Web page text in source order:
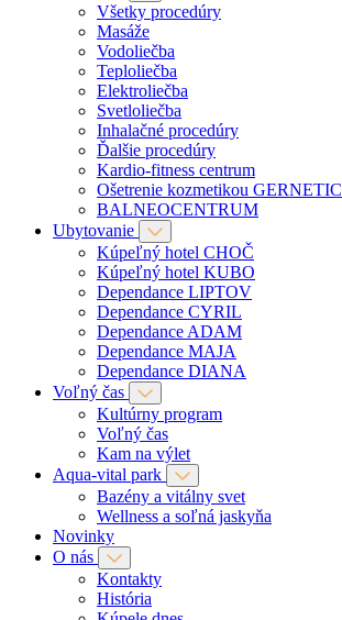
Všetky procedúry
Masáže
Vodoliečba
Teploliečba
Elektroliečba
Svetloliečba
Inhalačné procedúry
Ďalšie procedúry
Kardio-fitness centrum
Ošetrenie kozmetikou GERNETIC
BALNEOCENTRUM
Ubytovanie
Kúpeľný hotel CHOČ
Kúpeľný hotel KUBO
Dependance LIPTOV
Dependance CYRIL
Dependance ADAM
Dependance MAJA
Dependance DIANA
Voľný čas
Kultúrny program
Voľný čas
Kam na výlet
Aqua-vital park
Bazény a vitálny svet
Wellness a soľná jaskyňa
Novinky
O nás
Kontakty
História